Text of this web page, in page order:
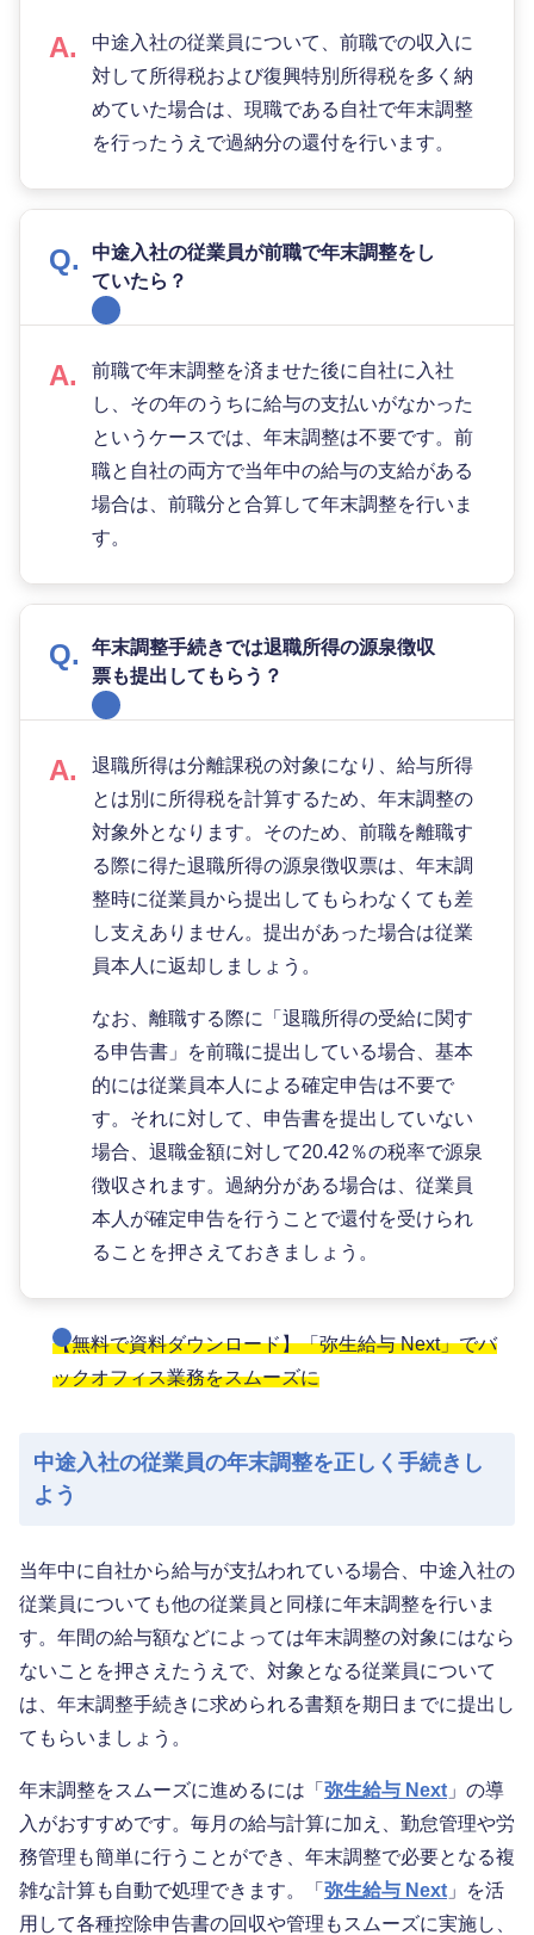
中途入社の従業員について、前職での収入に
対して所得税および復興特別所得税を多く納
めていた場合は、現職である自社で年末調整
を行ったうえで過納分の還付を行います。
中途入社の従業員が前職で年末調整をし
ていたら？
前職で年末調整を済ませた後に自社に入社
し、その年のうちに給与の支払いがなかった
というケースでは、年末調整は不要です。前
職と自社の両方で当年中の給与の支給がある
場合は、前職分と合算して年末調整を行いま
す。
年末調整手続きでは退職所得の源泉徴収
票も提出してもらう？
退職所得は分離課税の対象になり、給与所得
とは別に所得税を計算するため、年末調整の
対象外となります。そのため、前職を離職す
る際に得た退職所得の源泉徴収票は、年末調
整時に従業員から提出してもらわなくても差
し支えありません。提出があった場合は従業
員本人に返却しましょう。
なお、離職する際に「退職所得の受給に関す
る申告書」を前職に提出している場合、基本
的には従業員本人による確定申告は不要で
す。それに対して、申告書を提出していない
場合、退職金額に対して20.42％の税率で源泉
徴収されます。過納分がある場合は、従業員
本人が確定申告を行うことで還付を受けられ
ることを押さえておきましょう。
【無料で資料ダウンロード】「弥生給与 Next」でバ
ックオフィス業務をスムーズに
中途入社の従業員の年末調整を正しく手続きし
よう
当年中に自社から給与が支払われている場合、中途入社の
従業員についても他の従業員と同様に年末調整を行いま
す。年間の給与額などによっては年末調整の対象にはなら
ないことを押さえたうえで、対象となる従業員について
は、年末調整手続きに求められる書類を期日までに提出し
てもらいましょう。
年末調整をスムーズに進めるには「 弥生給与 Next 」の導
入がおすすめです。毎月の給与計算に加え、勤怠管理や労
務管理も簡単に行うことができ、年末調整で必要となる複
雑な計算も自動で処理できます。「 弥生給与 Next 」を活
用して各種控除申告書の回収や管理もスムーズに実施し、